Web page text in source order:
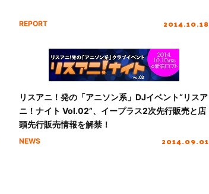
REPORT 2014.10.18
リスアニ！発の「アニソン系」DJイベント“リスア
ニ！ナイト Vol.02”、イープラス2次先行販売と店
頭先行販売情報を解禁！
NEWS 2014.09.01